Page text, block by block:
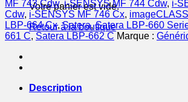
Votre panier est vide.
Retour à la boutique
toner
compatible
Canon
-
magenta
MF 743 Cdw,i-SENSYS MF 744 Cdw, i-
Cdw, i-SENSYS MF 746 Cx, imageCLASS
LBP-664 Cx,Satera,Satera LBP-660
661 C, Satera LBP-662 C Marque :
Description